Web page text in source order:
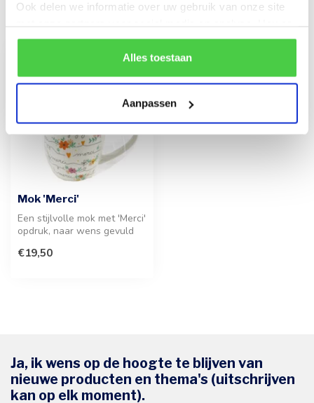
Ook delen we informatie over uw gebruik van onze site
rekening mee dat als je bepaalde cookies blokkeert, het
de correcte werking van de website kan verstoren.
Alles toestaan
Aanpassen
Recent bekeken
Mok 'Merci'
Een stijlvolle mok met 'Merci'
opdruk, naar wens gevuld
€19,50
Ja, ik wens op de hoogte te blijven van
nieuwe producten en thema's (uitschrijven
kan op elk moment).